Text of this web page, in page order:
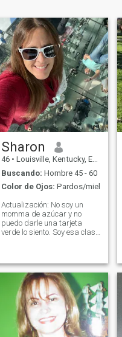
Sharon
46 • Louisville, Kentucky, Estados Unidos
Buscando: Hombre 45 - 60
Color de Ojos: Pardos/miel
Actualización: No soy un
momma de azúcar y no
puedo darle una tarjeta
verde lo siento. Soy esa clase
estará allí siempre que
usted me necesite. Estoy
esperando la misma
espalda, quiero un
compañero, mi mejor amigo...
Me encanta reír y sonreír
tanto como pueda. Quiero
disfrutar de la vida, sin